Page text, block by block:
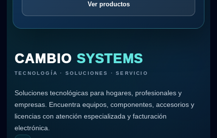
Ver productos
CAMBIO SYSTEMS
TECNOLOGÍA · SOLUCIONES · SERVICIO
Soluciones tecnológicas para hogares, profesionales y
empresas. Encuentra equipos, componentes, accesorios y
licencias con atención especializada y facturación
electrónica.